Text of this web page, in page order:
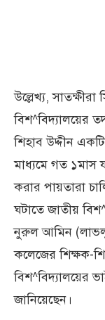
উল্লেখ্য,
বিশ^বিদ্যালয়ের
শিহাব উদ্দীন
মাধ্যমে গত ১মাস
করার পায়তারা
ঘটাতে জাতীয়
নুরুল আমিন
কলেজের শিক্ষক-
বিশ^বিদ্যালয়ের
জানিয়েছেন।